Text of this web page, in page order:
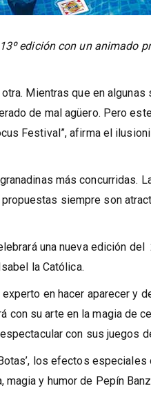
edición con un animado
Mientras que en
de mal agüero. Pero este
Festival”, afirma el
más concurridas.
siempre son
una nueva edición del
la Católica.
en hacer aparecer y
con su arte en la magia de
con sus juegos
los efectos especiales